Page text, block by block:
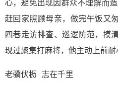
心，避免出现因群众不理解而
赶回家照顾母亲，做完午饭又
四巷走访排查、巡逻防范，摸
现过聚集打麻将，他主动上前耐
老骥伏枥 志在千里